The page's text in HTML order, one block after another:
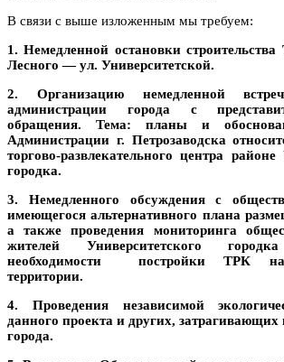
В связи с выше изложенным мы требуем:
1. Немедленной остановки
Лесного — ул. Университетской.
2. Организацию немедленной
администрации города с
обращения. Тема: планы и
Администрации г. Петрозаводска
торгово-развлекательного центра районе
городка.
3. Немедленного обсуждения с
имеющегося альтернативного плана
а также проведения мониторинга
жителей Университетского
необходимости
постройки ТРК
территории.
4. Проведения независимой
данного проекта и других,
города.